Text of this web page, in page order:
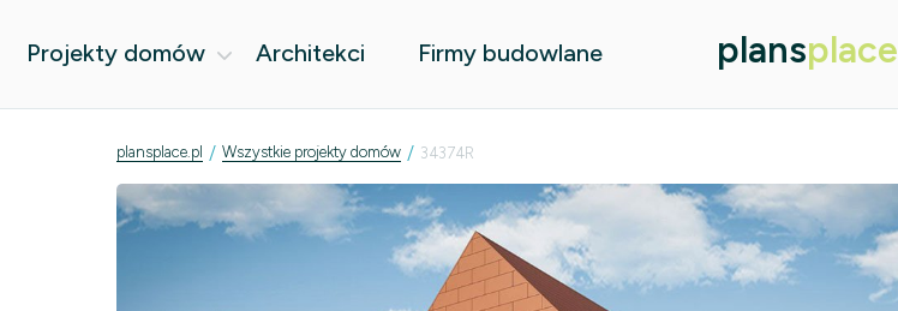
Projekty domów Architekci Firmy budowlane plansplace
plansplace.pl / Wszystkie projekty domów / 34374R